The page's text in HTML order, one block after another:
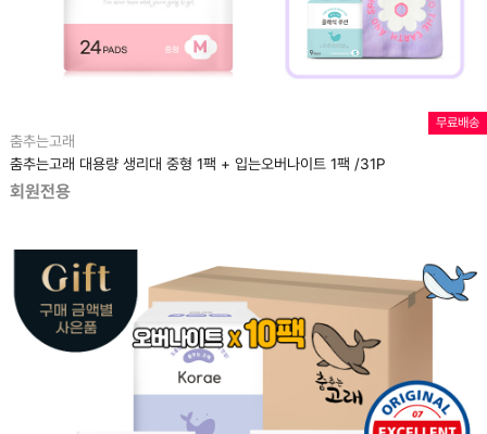
무료배송
춤추는고래
춤추는고래 대용량 생리대 중형 1팩 + 입는오버나이트 1팩 /31P
회원전용